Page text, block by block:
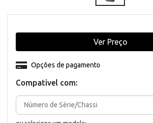
Compativel com:
Opções de pagamento
Ver Preço